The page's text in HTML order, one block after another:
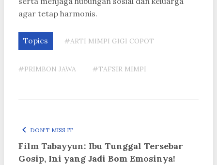
agar tetap harmonis.
Topics #ARTI MIMPI GIGI COPOT
#PRIMBON JAWA #TAFSIR MIMPI
DON'T MISS IT
Film Tabayyun: Ibu Tunggal Tersebar
Gosip, Ini yang Jadi Bom Emosinya!